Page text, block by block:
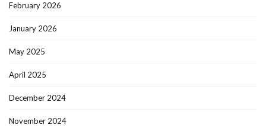
February 2026
January 2026
May 2025
April 2025
December 2024
November 2024